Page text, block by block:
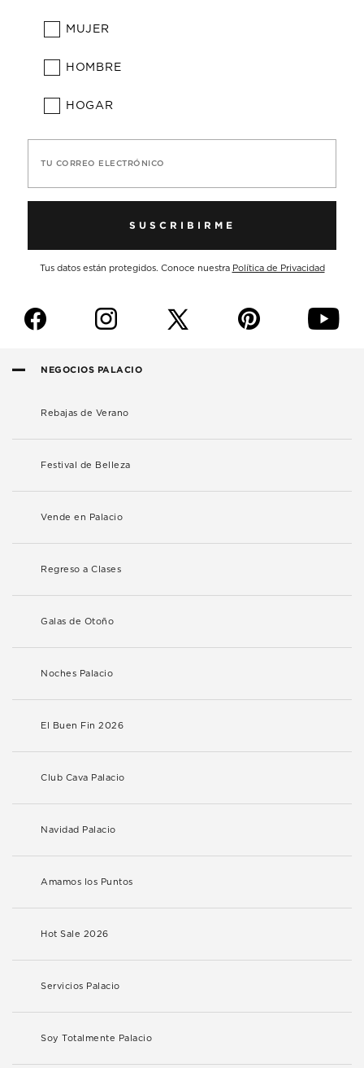
MUJER
HOMBRE
HOGAR
TU CORREO ELECTRÓNICO
SUSCRIBIRME
Tus datos están protegidos. Conoce nuestra Política de Privacidad
f i p y
NEGOCIOS PALACIO
Rebajas de Verano
Festival de Belleza
Vende en Palacio
Regreso a Clases
Galas de Otoño
Noches Palacio
El Buen Fin 2026
Club Cava Palacio
Navidad Palacio
Amamos los Puntos
Hot Sale 2026
Servicios Palacio
Soy Totalmente Palacio